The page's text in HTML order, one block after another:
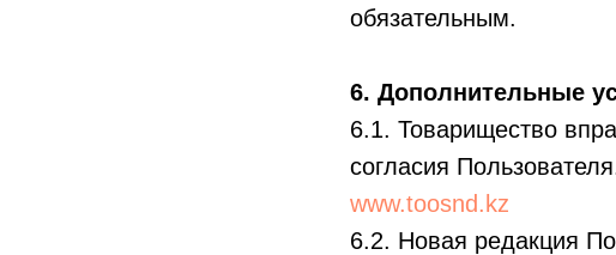
обязательным.
6. Дополнительные
6.1. Товарищество
согласия
www.toosnd.kz
6.2. Новая редакция